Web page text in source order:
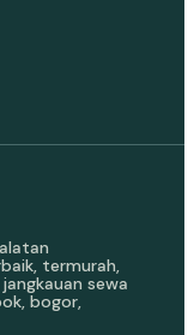
termurah,
sewa
bogor,